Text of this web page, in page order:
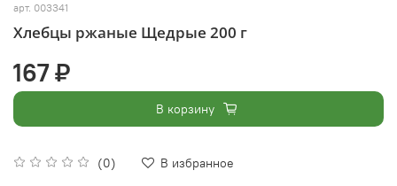
арт. 003341
Хлебцы ржаные Щедрые 200 г
(0) В избранное
167 ₽
В корзину